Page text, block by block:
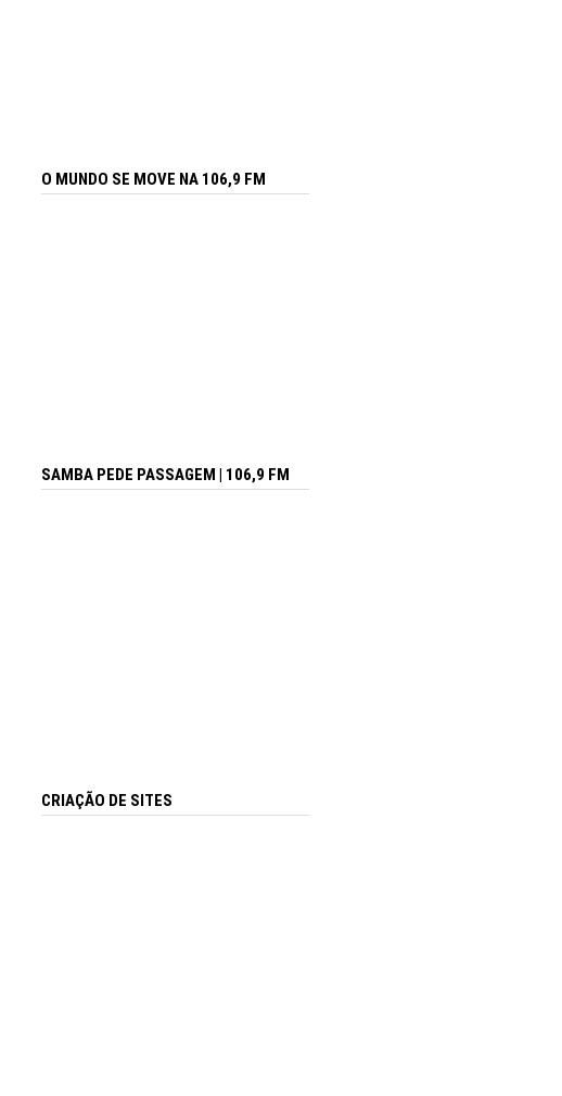
O MUNDO SE MOVE NA 106,9 FM
SAMBA PEDE PASSAGEM | 106,9 FM
CRIAÇÃO DE SITES